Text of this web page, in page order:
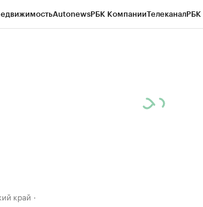
AutonewsРБК КомпанииТелеканалРБК
край